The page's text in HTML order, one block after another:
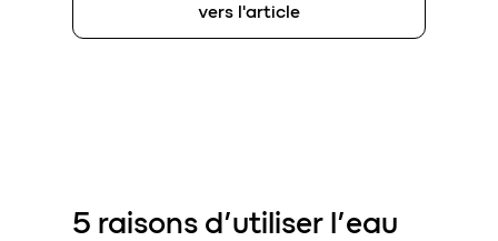
vers l'article
5 raisons d’utiliser l’eau